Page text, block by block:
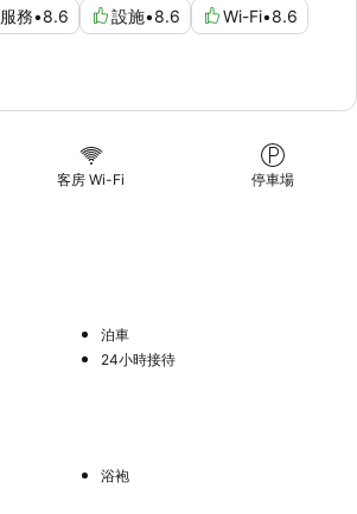
服務•8.6 設施•8.6 Wi-Fi•8.6
客房 Wi-Fi 停車場
泊車
24小時接待
浴袍